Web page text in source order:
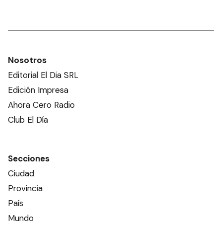
Nosotros
Editorial El Dia SRL
Edición Impresa
Ahora Cero Radio
Club El Día
Secciones
Ciudad
Provincia
País
Mundo